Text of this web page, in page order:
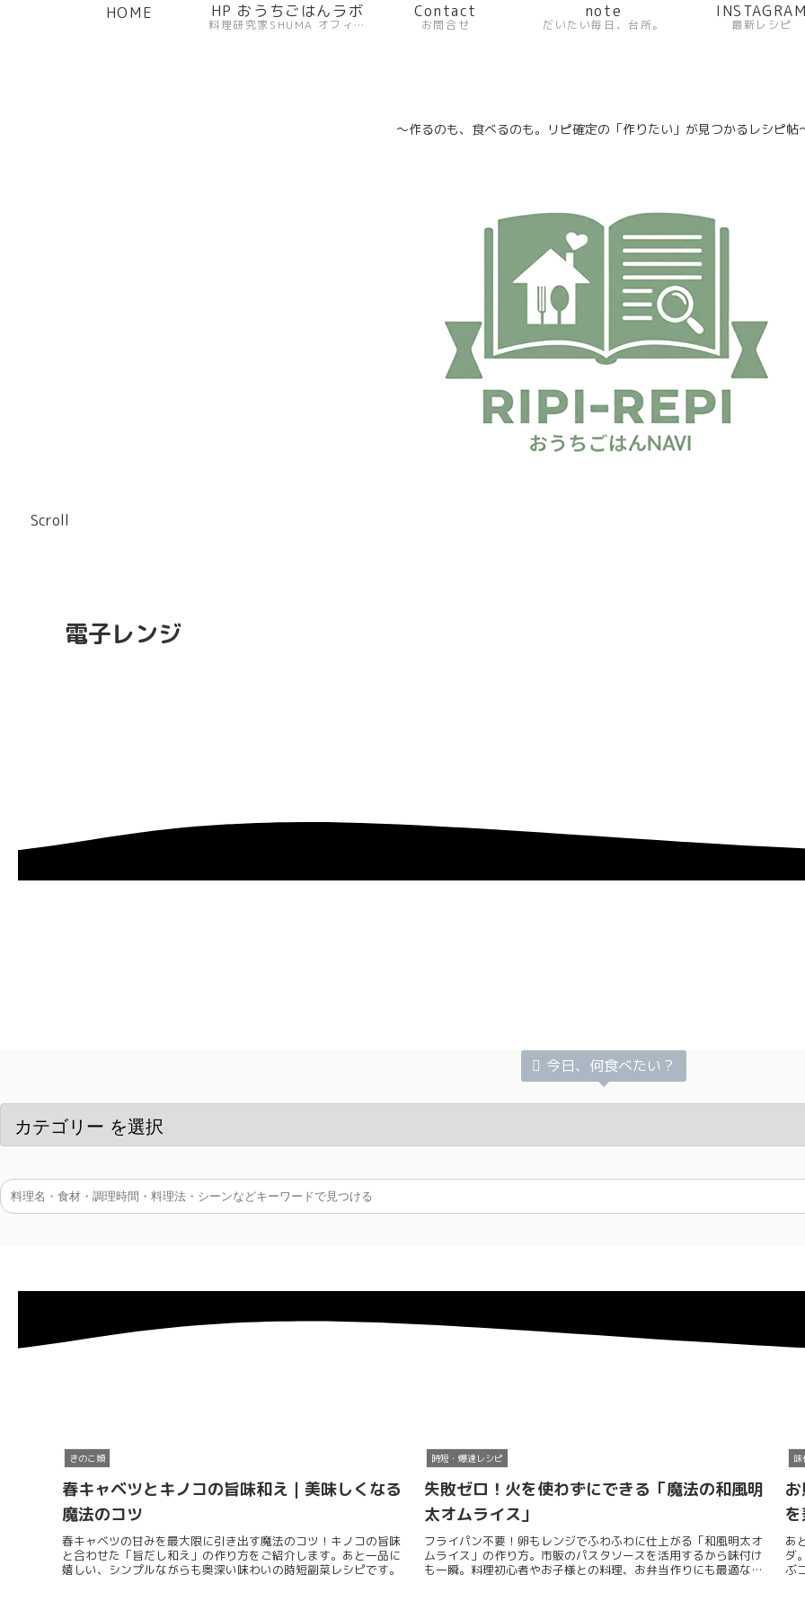
〜作るのも、食べるのも。リピ確定の「作りたい」が見つかるレシピ帖
Scroll
HOME HP おうちごはんラボ
料理研究家SHUMA オフィシャルサイト
Contact
お問合せ
note
だいたい毎日、台所。 最新レシピ
電子レンジ
今日、何食べたい？
きのこ類
春キャベツとキノコの旨味和え｜美味しくなる
魔法のコツ
春キャベツの甘みを最大限に引き出す魔法のコツ！キノコの旨味
と合わせた「旨だし和え」の作り方をご紹介します。あと一品に
嬉しい、シンプルながらも奥深い味わいの時短副菜レシピです。
時短・爆速レシピ
失敗ゼロ！火を使わずにできる「魔法の和風明
太オムライス」
フライパン不要！卵もレンジでふわふわに仕上がる「和風明太オ
ムライス」の作り方。市販のパスタソースを活用するから味付け
も一瞬。料理初心者やお子様との料理、お弁当作りにも最適な時
味
あ
ダ
ぶ